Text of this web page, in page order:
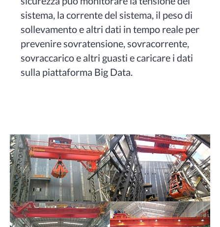
sistema, la corrente del sistema, il peso di
sollevamento e altri dati in tempo reale per
prevenire sovratensione, sovracorrente,
sovraccarico e altri guasti e caricare i dati
sulla piattaforma Big Data.